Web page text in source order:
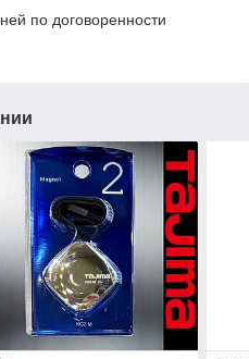
по договоренности